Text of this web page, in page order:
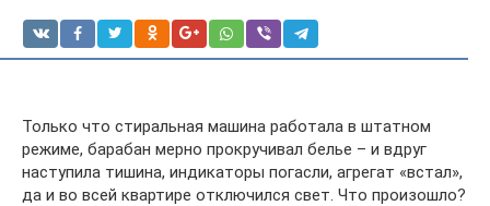
Только что стиральная машина работала в штатном
режиме, барабан мерно прокручивал белье – и вдруг
наступила тишина, индикаторы погасли, агрегат «встал»,
да и во всей квартире отключился свет. Что произошло?